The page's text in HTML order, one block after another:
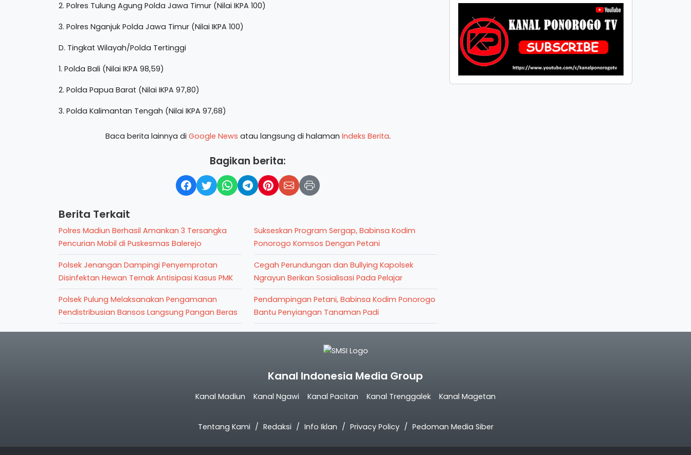
2. Polres Tulung Agung Polda Jawa Timur (Nilai IKPA 100)
3. Polres Nganjuk Polda Jawa Timur (Nilai IKPA 100)
D. Tingkat Wilayah/Polda Tertinggi
1. Polda Bali (Nilai IKPA 98,59)
2. Polda Papua Barat (Nilai IKPA 97,80)
3. Polda Kalimantan Tengah (Nilai IKPA 97,68)
Baca berita lainnya di Google News atau langsung di halaman Indeks Berita.
Bagikan berita:
Berita Terkait
Polres Madiun Berhasil Amankan 3 Tersangka
Pencurian Mobil di Puskesmas Balerejo
Polsek Jenangan Dampingi Penyemprotan
Disinfektan Hewan Ternak Antisipasi Kasus PMK
Polsek Pulung Melaksanakan Pengamanan
Pendistribusian Bansos Langsung Pangan Beras
Sukseskan Program Sergap, Babinsa Kodim
Ponorogo Komsos Dengan Petani
Cegah Perundungan dan Bullying Kapolsek
Ngrayun Berikan Sosialisasi Pada Pelajar
Pendampingan Petani, Babinsa Kodim Ponorogo
Bantu Penyiangan Tanaman Padi
Kanal Indonesia Media Group
Kanal Madiun Kanal Ngawi Kanal Pacitan Kanal Trenggalek Kanal Magetan
Tentang Kami Redaksi Info Iklan Privacy Policy Pedoman Media Siber